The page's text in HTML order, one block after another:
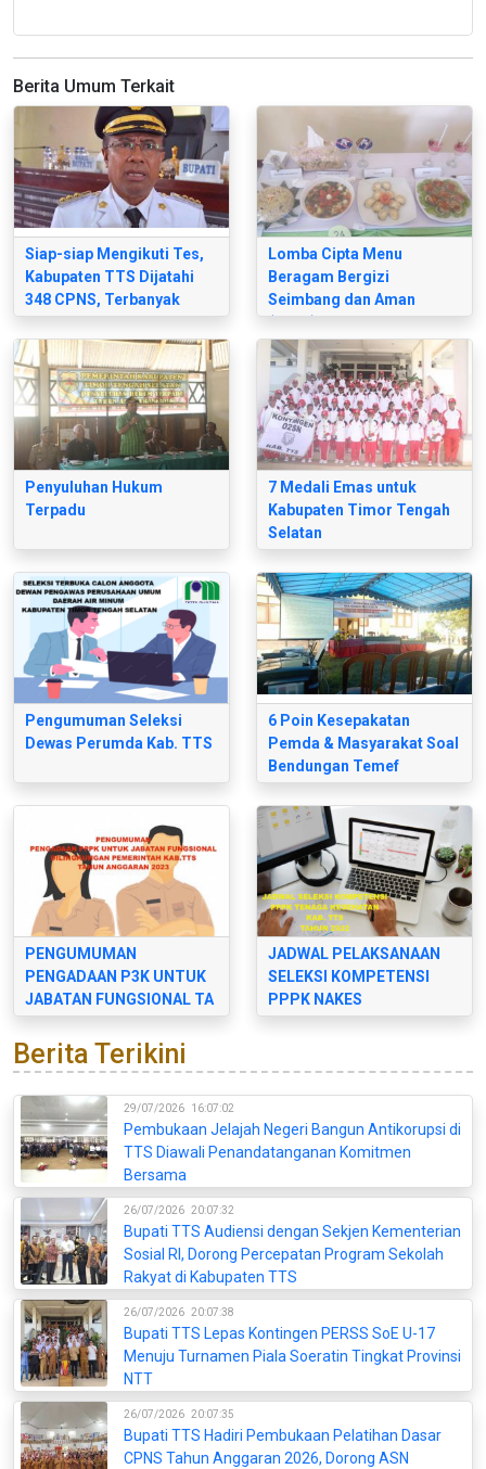
Berita Umum Terkait
Siap-siap Mengikuti Tes,
Kabupaten TTS Dijatahi
348 CPNS, Terbanyak
Lomba Cipta Menu
Beragam Bergizi
Seimbang dan Aman
Penyuluhan Hukum
Terpadu
7 Medali Emas untuk
Kabupaten Timor Tengah
Selatan
Pengumuman Seleksi
Dewas Perumda Kab. TTS
6 Poin Kesepakatan
Pemda & Masyarakat Soal
Bendungan Temef
PENGUMUMAN
PENGADAAN P3K UNTUK
JABATAN FUNGSIONAL TA
JADWAL PELAKSANAAN
SELEKSI KOMPETENSI
PPPK NAKES
Berita Terikini
29/07/2026 16:07:02
Pembukaan Jelajah Negeri Bangun Antikorupsi di
TTS Diawali Penandatanganan Komitmen
Bersama
26/07/2026 20:07:32
Bupati TTS Audiensi dengan Sekjen Kementerian
Sosial RI, Dorong Percepatan Program Sekolah
Rakyat di Kabupaten TTS
26/07/2026 20:07:38
Bupati TTS Lepas Kontingen PERSS SoE U-17
Menuju Turnamen Piala Soeratin Tingkat Provinsi
NTT
26/07/2026 20:07:35
Bupati TTS Hadiri Pembukaan Pelatihan Dasar
CPNS Tahun Anggaran 2026, Dorong ASN